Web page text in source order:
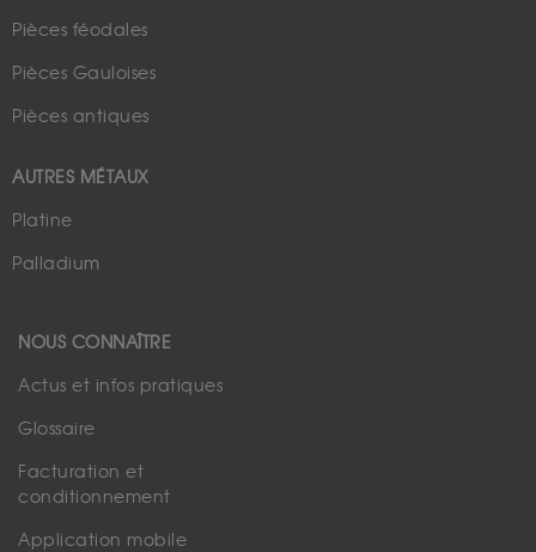
Pièces féodales
Pièces Gauloises
Pièces antiques
AUTRES MÉTAUX
Platine
Palladium
NOUS CONNAÎTRE
Actus et infos pratiques
Glossaire
Facturation et
conditionnement
Application mobile